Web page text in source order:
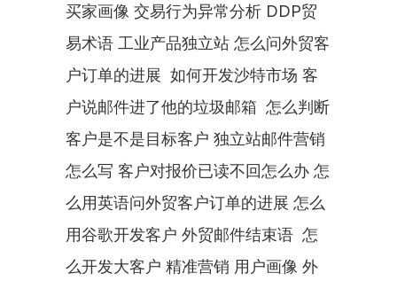
买家画像 交易行为异常分析 DDP贸
易术语 工业产品独立站 怎么问外贸客
户订单的进展  如何开发沙特市场 客
户说邮件进了他的垃圾邮箱  怎么判断
客户是不是目标客户 独立站邮件营销
怎么写 客户对报价已读不回怎么办 怎
么用英语问外贸客户订单的进展 怎么
用谷歌开发客户 外贸邮件结束语  怎
么开发大客户 精准营销 用户画像 外